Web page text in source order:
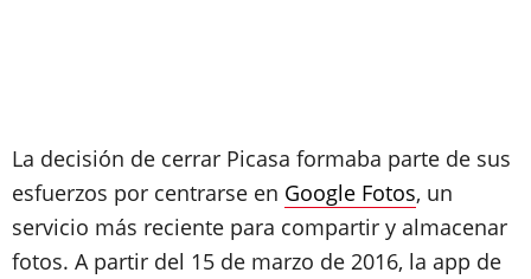
La decisión de cerrar Picasa formaba parte de sus
esfuerzos por centrarse en Google Fotos, un
servicio más reciente para compartir y almacenar
fotos. A partir del 15 de marzo de 2016, la app de